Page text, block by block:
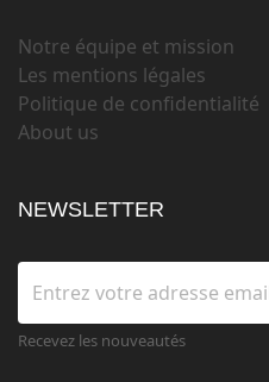
Notre équipe et mission
Les mentions légales
Politique de confidentialité
About us
NEWSLETTER
Recevez les nouveautés